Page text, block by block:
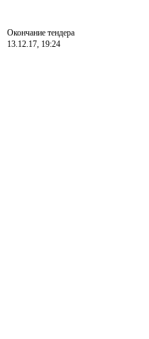
Окончание тендера
13.12.17, 19:24